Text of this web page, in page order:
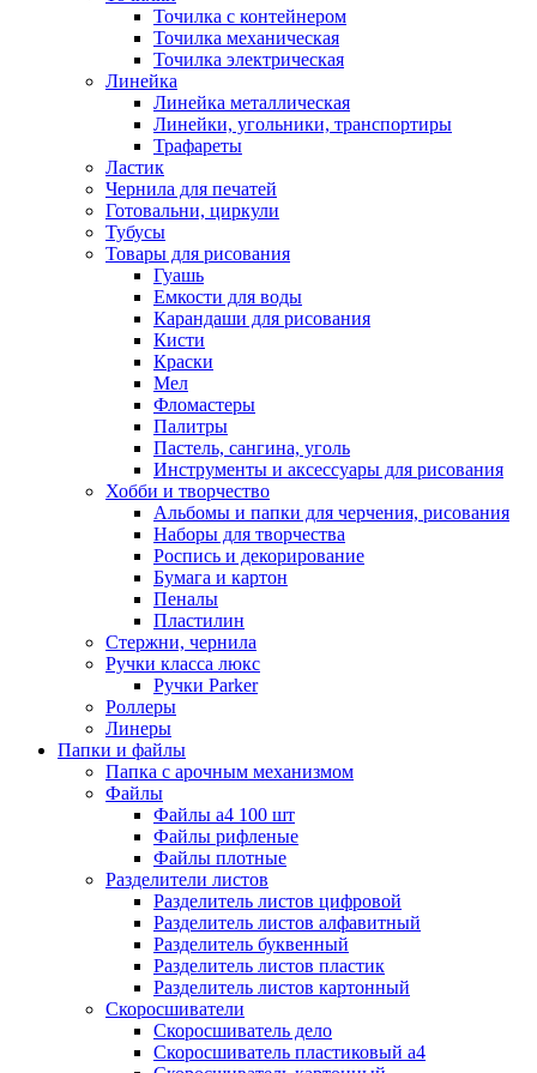
Точилка с контейнером
Точилка механическая
Точилка электрическая
Линейка
Линейка металлическая
Линейки, угольники, транспортиры
Трафареты
Ластик
Чернила для печатей
Готовальни, циркули
Тубусы
Товары для рисования
Гуашь
Емкости для воды
Карандаши для рисования
Кисти
Краски
Мел
Фломастеры
Палитры
Пастель, сангина, уголь
Инструменты и аксессуары для рисования
Хобби и творчество
Альбомы и папки для черчения, рисования
Наборы для творчества
Роспись и декорирование
Бумага и картон
Пеналы
Пластилин
Стержни, чернила
Ручки класса люкс
Ручки Parker
Роллеры
Линеры
Папки и файлы
Папка с арочным механизмом
Файлы
Файлы а4 100 шт
Файлы рифленые
Файлы плотные
Разделители листов
Разделитель листов цифровой
Разделитель листов алфавитный
Разделитель буквенный
Разделитель листов пластик
Разделитель листов картонный
Скоросшиватели
Скоросшиватель дело
Скоросшиватель пластиковый а4